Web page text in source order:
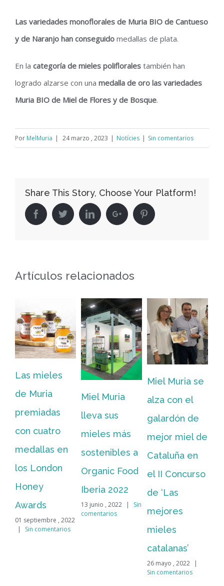
Las variedades monoflorales de Muria BIO de Cantueso
y de Naranjo han conseguido medallas de plata.
En la categoría de mieles poliflorales también han
logrado alzarse con una medalla de oro las variedades
Muria BIO de Miel de Flores y de Bosque.
Por MelMuria | 24 marzo , 2023 | Notícies | Sin comentarios
Share This Story, Choose Your Platform!
FacebookTwitterLinkedinGoogle+ Pinterest
Artículos relacionados
Las mieles
de Muria
premiadas
con cuatro
medallas en
los London
Honey
Awards
01 septiembre , 2022
|
Sin comentarios
Miel Muria
lleva sus
mieles más
sostenibles a
Organic Food
Iberia 2022
13 junio , 2022 |
Sin
comentarios
Miel Muria se
alza con el
galardón de
mejor miel de
Cataluña en
el II Concurso
de ‘Las
mejores
mieles
catalanas’
26 mayo , 2022
|
Sin comentarios